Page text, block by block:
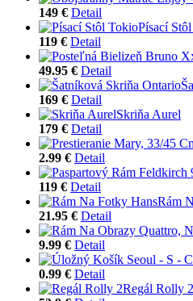
149 € Detail
Písací
119 € Detail
49.95 € Detail
169 € Detail
Skriňa Aurel
179 € Detail
2.99 € Detail
119 € Detail
Rám
21.95 € Detail
9.99 € Detail
0.99 € Detail
Regál Rolly 2